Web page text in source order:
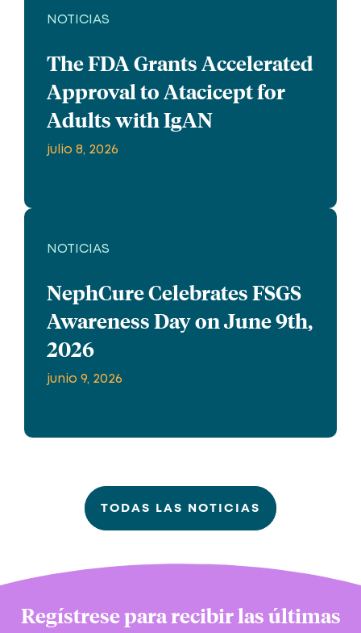
NOTICIAS
The FDA Grants Accelerated
Approval to Atacicept for
Adults with IgAN
julio 8, 2026
NOTICIAS
NephCure Celebrates FSGS
Awareness Day on June 9th,
2026
junio 9, 2026
TODAS LAS NOTICIAS
Regístrese para recibir las últimas